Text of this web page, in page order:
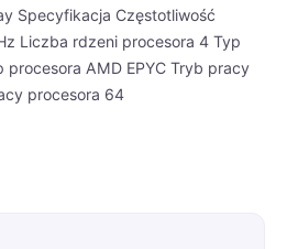
Specyfikacja Częstotliwość
Liczba rdzeni procesora 4 Typ
procesora AMD EPYC Tryb pracy
procesora 64